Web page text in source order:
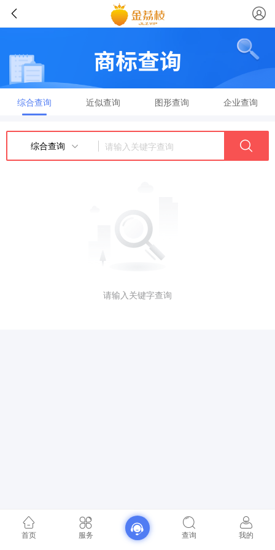
综合查询 近似查询 图形查询 企业查询
综合查询
请输入关键字查询
首页 服务 查询 我的